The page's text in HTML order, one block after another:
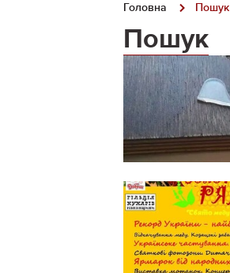
Головна Пошук
Пошук